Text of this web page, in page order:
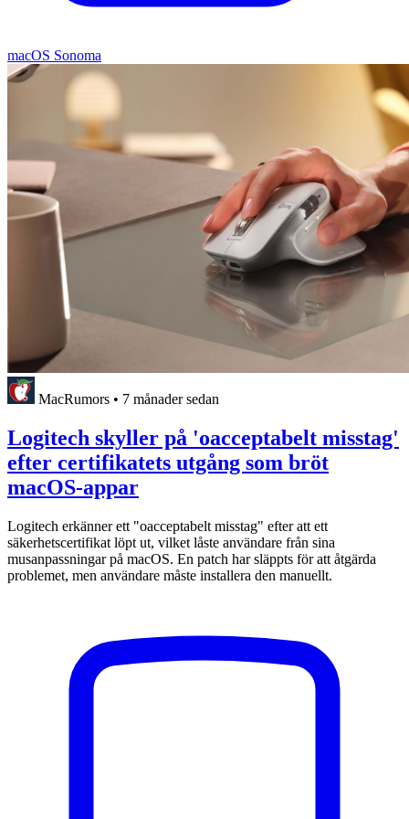
macOS Sonoma
MacRumors • 7 månader sedan
Logitech skyller på 'oacceptabelt misstag'
efter certifikatets utgång som bröt
macOS-appar
Logitech erkänner ett "oacceptabelt misstag" efter att ett
säkerhetscertifikat löpt ut, vilket låste användare från sina
musanpassningar på macOS. En patch har släppts för att åtgärda
problemet, men användare måste installera den manuellt.